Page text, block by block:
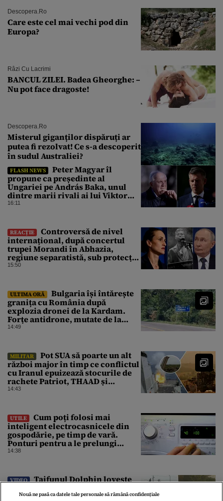
Descopera.ro
Care este cel mai vechi pod din
Europa?
Râzi Cu Lacrimi
BANCUL ZILEI. Badea Gheorghe: –
Nu pot face dragoste!
Descopera.ro
Misterul giganților dispăruți ar
putea fi rezolvat! Ce s-a descoperit
în sudul Australiei?
FLASH NEWS
Peter Magyar îl
propune ca președinte al
Ungariei pe András Baka, unul
dintre marii rivali ai lui Viktor
Orbán
16:11
REACȚIE
Controversă de nivel
internațional, după concertul
trupei Morandi în Abhazia,
regiune separatistă, sub protecția
Rusiei
15:50
ULTIMA ORĂ
Bulgaria își întărește
granița cu România după
explozia dronei de la Kardam.
Forțe antidrone, mutate de la
frontiera cu Turcia
14:49
MILITAR
Pot SUA să poarte un alt
război major în timp ce conflictul
cu Iranul epuizează stocurile de
rachete Patriot, THAAD și
Tomahawk?
14:43
UTILE
Cum poți folosi mai
inteligent electrocasnicele din
gospodărie, pe timp de vară.
Ponturi pentru a le prelungi
durata de viață
14:38
VIDEO
Taifunul Dolphin lovește
China. Zeci de mii de clădiri au
Nouă ne pasă ca datele tale personale să rămână confidențiale